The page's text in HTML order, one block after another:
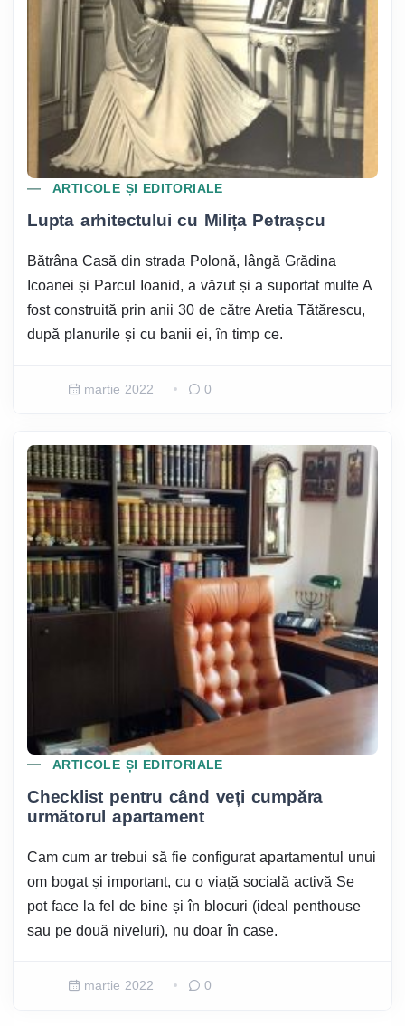
ARTICOLE ȘI EDITORIALE
Lupta arhitectului cu Milița Petrașcu
Bătrâna Casă din strada Polonă, lângă Grădina
Icoanei și Parcul Ioanid, a văzut și a suportat multe A
fost construită prin anii 30 de către Aretia Tătărescu,
după planurile și cu banii ei, în timp ce.
martie 2022 0
ARTICOLE ȘI EDITORIALE
Checklist pentru când veți cumpăra
următorul apartament
Cam cum ar trebui să fie configurat apartamentul unui
om bogat și important, cu o viață socială activă Se
pot face la fel de bine și în blocuri (ideal penthouse
sau pe două niveluri), nu doar în case.
martie 2022 0